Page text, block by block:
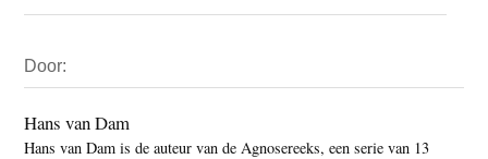
Sidebar
Door:
Hans van Dam
Hans van Dam is de auteur van de Agnosereeks, een serie van 13